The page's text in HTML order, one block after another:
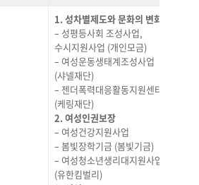
1. 성차별제도와 문화의 변화사업
– 성평등사회 조성사업,
수시지원사업 (개인모금)
– 여성운동생태계조성사업
(샤넬재단)
– 젠더폭력대응활동지원센터
(케링재단)
2. 여성인권보장
– 여성건강지원사업
– 봄빛장학기금 (봄빛기금)
– 여성청소년생리대지원사업
(유한킴벌리)